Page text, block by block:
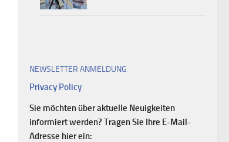
NEWSLETTER ANMELDUNG
Privacy Policy
Sie möchten über aktuelle Neuigkeiten
informiert werden? Tragen Sie Ihre E-Mail-
Adresse hier ein: